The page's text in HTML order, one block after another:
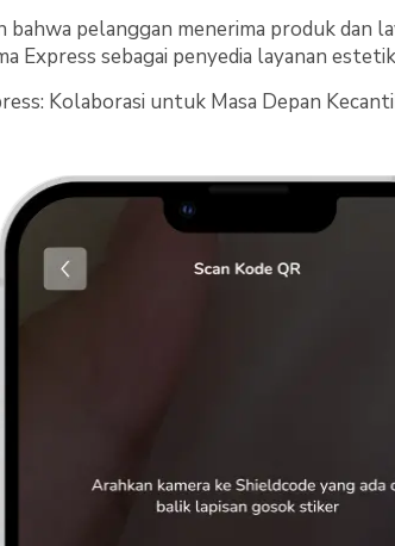
bahwa pelanggan menerima produk dan
Express sebagai penyedia layanan
Kolaborasi untuk Masa Depan